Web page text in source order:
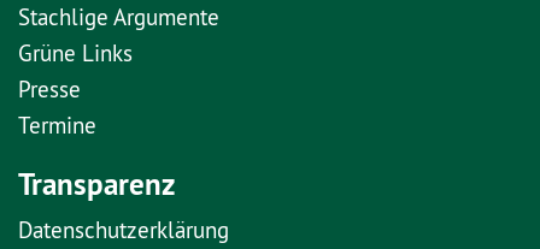
Stachlige Argumente
Grüne Links
Presse
Termine
Transparenz
Datenschutzerklärung